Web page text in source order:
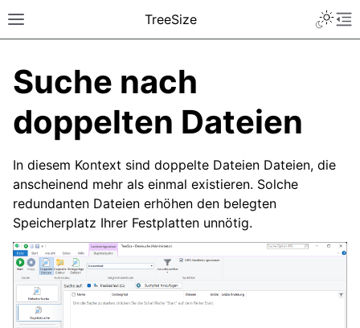
TreeSize
Suche nach
doppelten Dateien
In diesem Kontext sind doppelte Dateien Dateien, die
anscheinend mehr als einmal existieren. Solche
redundanten Dateien erhöhen den belegten
Speicherplatz Ihrer Festplatten unnötig.